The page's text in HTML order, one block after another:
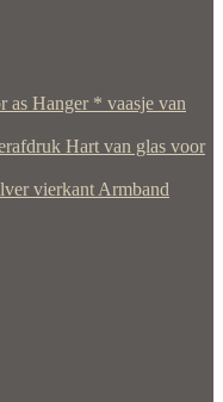
Hanger * vaasje van
Hart van glas voor
Armband